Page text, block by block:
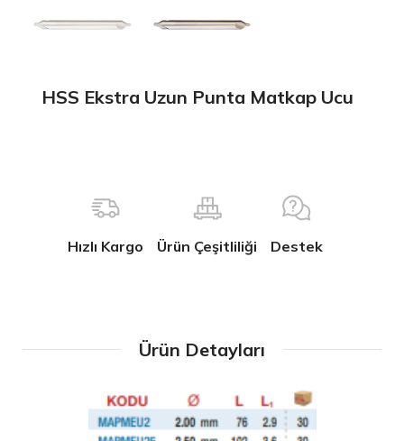
HSS Ekstra Uzun Punta Matkap Ucu
Hızlı Kargo Ürün Çeşitliliği Destek
Ürün Detayları